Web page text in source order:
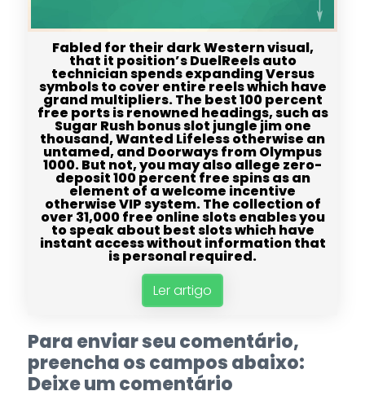
Fabled for their dark Western visual,
that it position’s DuelReels auto
technician spends expanding Versus
symbols to cover entire reels which have
grand multipliers. The best 100 percent
free ports is renowned headings, such as
Sugar Rush bonus slot jungle jim one
thousand, Wanted Lifeless otherwise an
untamed, and Doorways from Olympus
1000. But not, you may also allege zero-
deposit 100 percent free spins as an
element of a welcome incentive
otherwise VIP system. The collection of
over 31,000 free online slots enables you
to speak about best slots which have
instant access without information that
is personal required.
Ler artigo
Para enviar seu comentário,
preencha os campos abaixo:
Deixe um comentário